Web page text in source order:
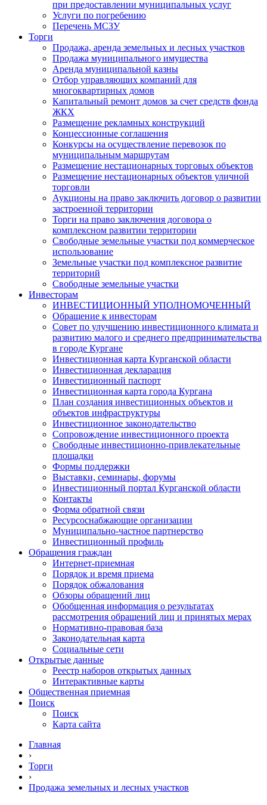
при предоставлении муниципальных услуг
Услуги по погребению
Перечень МСЗУ
Торги
Продажа, аренда земельных и лесных участков
Продажа муниципального имущества
Аренда муниципальной казны
Отбор управляющих компаний для
многоквартирных домов
Капитальный ремонт домов за счет средств фонда
ЖКХ
Размещение рекламных конструкций
Концессионные соглашения
Конкурсы на осуществление перевозок по
муниципальным маршрутам
Размещение нестационарных торговых объектов
Размещение нестационарных объектов уличной
торговли
Аукционы на право заключить договор о развитии
застроенной территории
Торги на право заключения договора о
комплексном развитии территории
Свободные земельные участки под коммерческое
использование
Земельные участки под комплексное развитие
территорий
Свободные земельные участки
Инвесторам
ИНВЕСТИЦИОННЫЙ УПОЛНОМОЧЕННЫЙ
Обращение к инвесторам
Совет по улучшению инвестиционного климата и
развитию малого и среднего предпринимательства
в городе Кургане
Инвестиционная карта Курганской области
Инвестиционная декларация
Инвестиционный паспорт
Инвестиционная карта города Кургана
План создания инвестиционных объектов и
объектов инфраструктуры
Инвестиционное законодательство
Сопровождение инвестиционного проекта
Свободные инвестиционно-привлекательные
площадки
Формы поддержки
Выставки, семинары, форумы
Инвестиционный портал Курганской области
Контакты
Форма обратной связи
Ресурсоснабжающие организации
Муниципально-частное партнерство
Инвестиционный профиль
Обращения граждан
Интернет-приемная
Порядок и время приема
Порядок обжалования
Обзоры обращений лиц
Обобщенная информация о результатах
рассмотрения обращений лиц и принятых мерах
Нормативно-правовая база
Законодательная карта
Социальные сети
Открытые данные
Реестр наборов открытых данных
Интерактивные карты
Общественная приемная
Поиск
Поиск
Карта сайта
Главная
›
Торги
›
Продажа земельных и лесных участков